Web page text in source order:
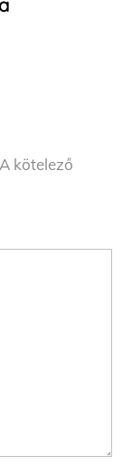
A kötelező